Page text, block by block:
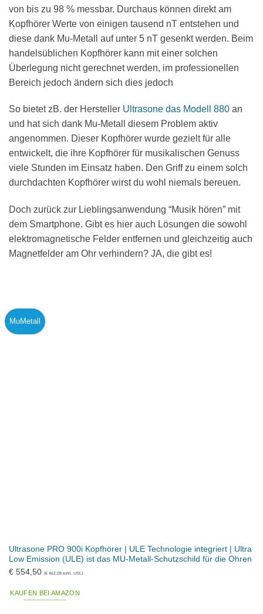
von bis zu 98 % messbar. Durchaus können direkt am
Kopfhörer Werte von einigen tausend nT entstehen und
diese dank Mu-Metall auf unter 5 nT gesenkt werden. Beim
handelsüblichen Kopfhörer kann mit einer solchen
Überlegung nicht gerechnet werden, im professionellen
Bereich jedoch ändern sich dies jedoch
So bietet zB. der Hersteller Ultrasone das Modell 880 an
und hat sich dank Mu-Metall diesem Problem aktiv
angenommen. Dieser Kopfhörer wurde gezielt für alle
entwickelt, die ihre Kopfhörer für musikalischen Genuss
viele Stunden im Einsatz haben. Den Griff zu einem solch
durchdachten Kopfhörer wirst du wohl niemals bereuen.
Doch zurück zur Lieblingsanwendung “Musik hören” mit
dem Smartphone. Gibt es hier auch Lösungen die sowohl
elektromagnetische Felder entfernen und gleichzeitig auch
Magnetfelder am Ohr verhindern? JA, die gibt es!
MuMetall
Ultrasone PRO 900i Kopfhörer | ULE Technologie integriert | Ultra
Low Emission (ULE) ist das MU-Metall-Schutzschild für die Ohren
€554,50 (€462,08exkl. USt.)
KAUFEN BEI AMAZON